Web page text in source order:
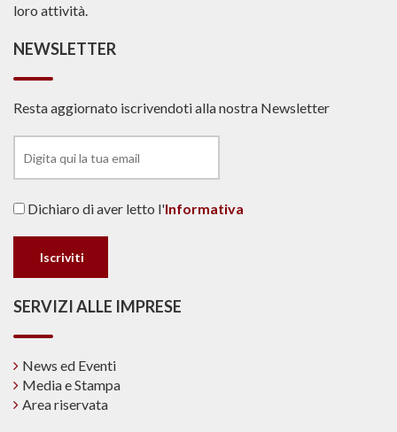
loro attività.
NEWSLETTER
Resta aggiornato iscrivendoti alla nostra Newsletter
Dichiaro di aver letto l'Informativa
SERVIZI ALLE IMPRESE
News ed Eventi
Media e Stampa
Area riservata